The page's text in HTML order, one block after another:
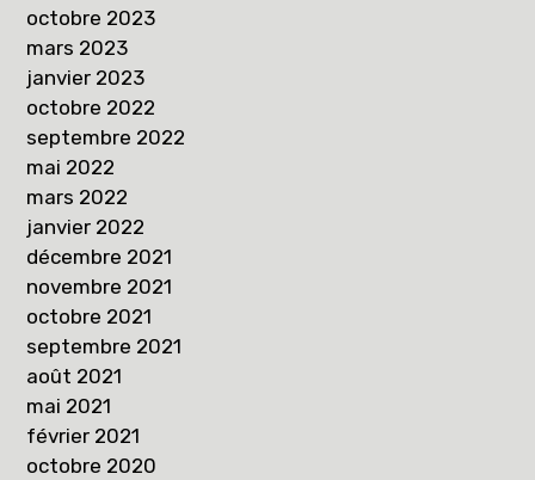
octobre 2023
mars 2023
janvier 2023
octobre 2022
septembre 2022
mai 2022
mars 2022
janvier 2022
décembre 2021
novembre 2021
octobre 2021
septembre 2021
août 2021
mai 2021
février 2021
octobre 2020